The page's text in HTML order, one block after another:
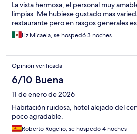
La vista hermosa, el personal muy
limpias. Me hubiese gustado mas
restaurante pero en rasgos generales
Liz Micaela, se hospedó 3 noches
Opinión verificada
6/10 Buena
11 de enero de 2026
Habitación ruidosa, hotel alejado del
poco agradable.
Roberto Rogelio, se hospedó 4 noches